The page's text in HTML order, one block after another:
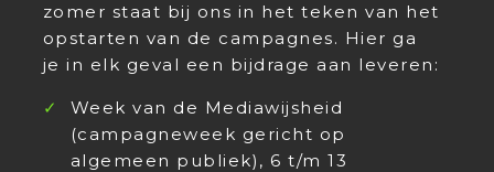
zomer staat bij ons in het teken van het
opstarten van de campagnes. Hier ga
je in elk geval een bijdrage aan leveren:
Week van de Mediawijsheid
(campagneweek gericht op
algemeen publiek), 6 t/m 13